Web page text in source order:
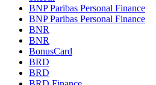
BNP Paribas Personal Finance
BNP Paribas Personal Finance
BNR
BNR
BonusCard
BRD
BRD